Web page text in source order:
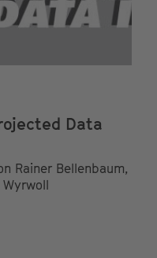
Data
Rainer Bellenbaum,